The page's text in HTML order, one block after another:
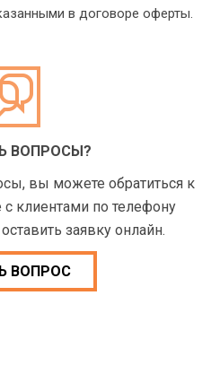
в договоре оферты.
ВОПРОСЫ?
вы можете обратиться к
клиентами по телефону
заявку онлайн.
ВОПРОС